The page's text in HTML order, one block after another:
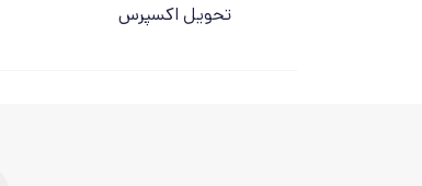
تحویل اکسپرس